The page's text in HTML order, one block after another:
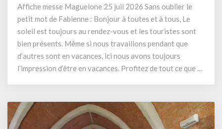
de
la
semaine
du
Affiche messe Maguelone 25 juil 2026 Sans oublier le
petit mot de Fabienne : Bonjour à toutes et à tous, Le
soleil est toujours au rendez-vous et les touristes sont
bien présents. Même si nous travaillons pendant que
d’autres sont en vacances, ici nous avons toujours
l’impression d’être en vacances. Profitez de tout ce que …